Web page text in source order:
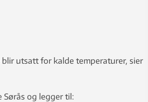
utsatt for kalde temperaturer, sier
og legger til: